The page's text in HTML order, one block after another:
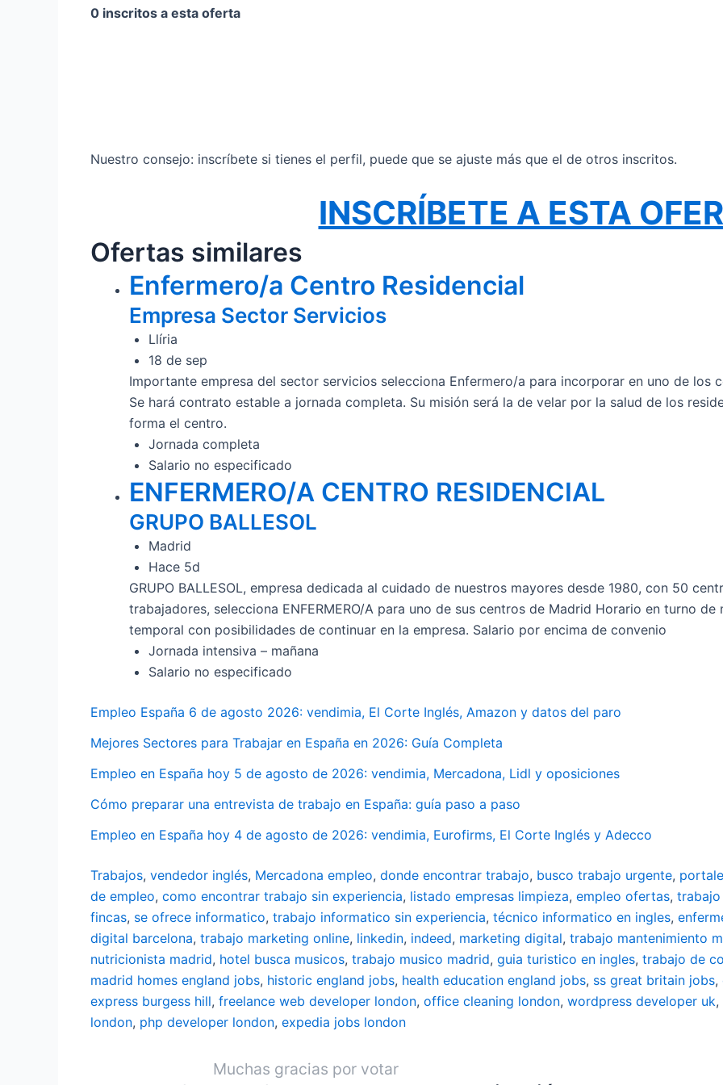
0 inscritos a esta oferta
Nuestro consejo: inscríbete si tienes el perfil, puede que se ajuste más que el de otros inscritos.
INSCRÍBETE A ESTA
Ofertas similares
Enfermero/a Centro Residencial
Empresa Sector Servicios
Llíria
18 de sep
Importante empresa del sector servicios selecciona Enfermero/a para incorporar en uno de los
Se hará contrato estable a jornada completa. Su misión será la de velar por la salud de los
forma el centro.
Jornada completa
Salario no especificado
ENFERMERO/A CENTRO RESIDENCIAL
GRUPO BALLESOL
Madrid
Hace 5d
GRUPO BALLESOL, empresa dedicada al cuidado de nuestros mayores desde 1980, con 50
trabajadores, selecciona ENFERMERO/A para uno de sus centros de Madrid Horario en turno
temporal con posibilidades de continuar en la empresa. Salario por encima de convenio
Jornada intensiva – mañana
Salario no especificado
Empleo España 6 de agosto 2026: vendimia, El Corte Inglés, Amazon y datos del paro
Mejores Sectores para Trabajar en España en 2026: Guía Completa
Empleo en España hoy 5 de agosto de 2026: vendimia, Mercadona, Lidl y oposiciones
Cómo preparar una entrevista de trabajo en España: guía paso a paso
Empleo en España hoy 4 de agosto de 2026: vendimia, Eurofirms, El Corte Inglés y Adecco
Trabajos, vendedor inglés, Mercadona empleo, donde encontrar trabajo, busco trabajo urgente,
de empleo, como encontrar trabajo sin experiencia, listado empresas limpieza, empleo ofertas,
fincas, se ofrece informatico, trabajo informatico sin experiencia, técnico informatico en ingles,
digital barcelona, trabajo marketing online, linkedin, indeed, marketing digital, trabajo mantenimiento
nutricionista madrid, hotel busca musicos, trabajo musico madrid, guia turistico en ingles, trabajo de
madrid homes england jobs, historic england jobs, health education england jobs, ss great britain jobs,
express burgess hill, freelance web developer london, office cleaning london, wordpress developer uk,
london, php developer london, expedia jobs london
Muchas gracias por votar